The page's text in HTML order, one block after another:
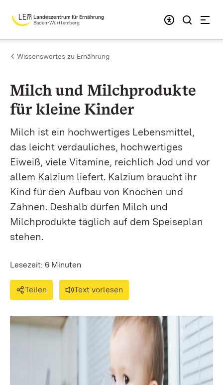
Zum Inhalt springen
Landeszentrum für Ernährung
Baden-Württemberg
Wissenswertes zu Ernährung
Milch und Milch­produkte
für kleine Kinder
Milch ist ein hochwertiges Lebensmittel,
das leicht verdauliches, hochwertiges
Eiweiß, viele Vitamine, reichlich Jod und vor
allem Kalzium liefert. Kalzium braucht ihr
Kind für den Aufbau von Knochen und
Zähnen. Deshalb dürfen Milch und
Milchprodukte täglich auf dem Speiseplan
stehen.
Lesezeit: 6 Minuten
Teilen Text vorlesen